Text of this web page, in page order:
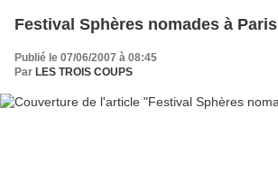
Festival Sphères nomades à Paris
Publié le 07/06/2007 à 08:45
Par LES TROIS COUPS